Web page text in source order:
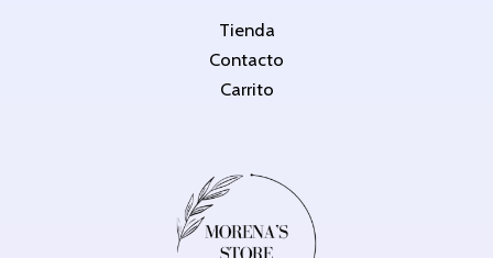
Tienda
Contacto
Carrito